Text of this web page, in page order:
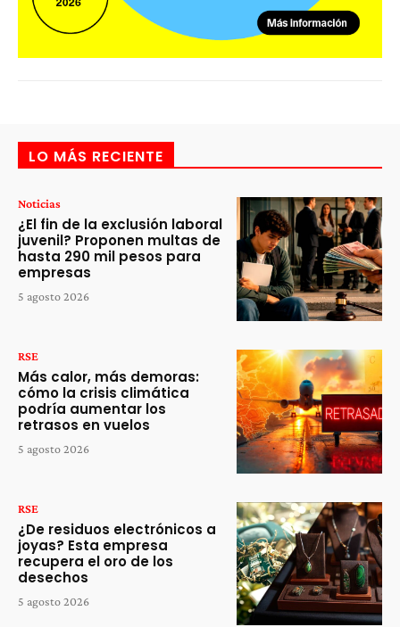
LO MÁS RECIENTE
Noticias
¿El fin de la exclusión laboral
juvenil? Proponen multas de
hasta 290 mil pesos para
empresas
5 agosto 2026
RSE
Más calor, más demoras:
cómo la crisis climática
podría aumentar los
retrasos en vuelos
5 agosto 2026
RSE
¿De residuos electrónicos a
joyas? Esta empresa
recupera el oro de los
desechos
5 agosto 2026